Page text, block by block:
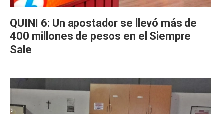
QUINI 6: Un apostador se llevó más de
400 millones de pesos en el Siempre
Sale